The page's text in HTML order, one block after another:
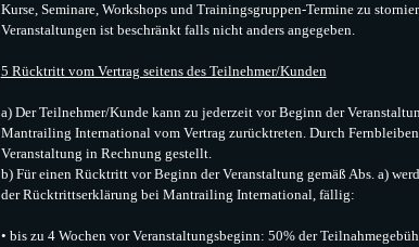
Kurse, Seminare, Workshops und Trainingsgruppen-Termine zu
Veranstaltungen ist beschränkt falls nicht anders angegeben.
5 Rücktritt vom Vertrag seitens des Teilnehmer/Kunden
a) Der Teilnehmer/Kunde kann zu jederzeit vor Beginn der
Mantrailing International vom Vertrag zurücktreten. Durch
Veranstaltung in Rechnung gestellt.
b) Für einen Rücktritt vor Beginn der Veranstaltung gemäß Abs. a)
der Rücktrittserklärung bei Mantrailing International, fällig:
• bis zu 4 Wochen vor Veranstaltungsbeginn: 50% der